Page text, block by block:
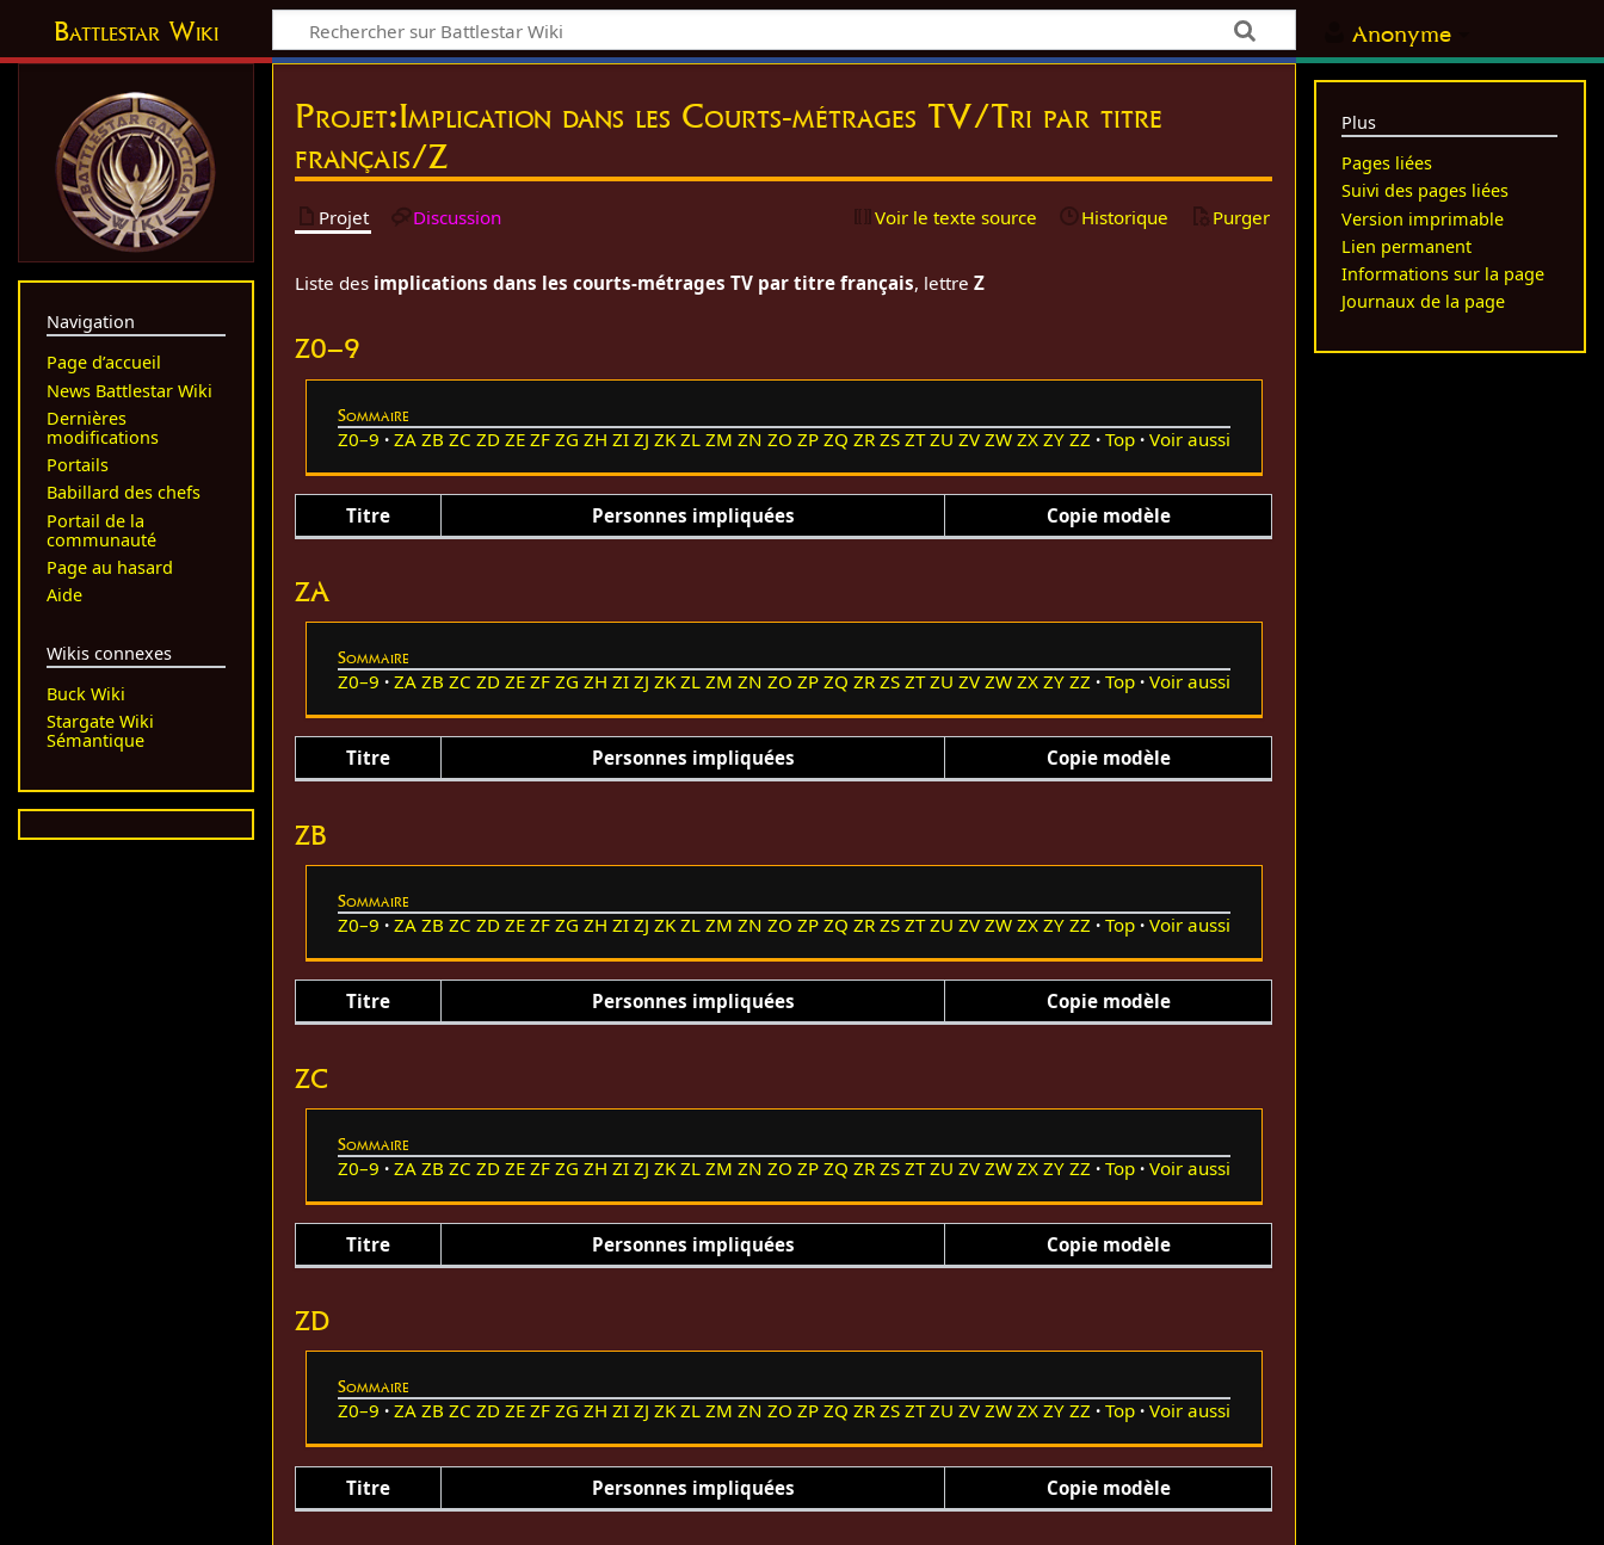
Anonyme
Battlestar Wiki
Projet:Implication dans les Courts-métrages TV/Tri par titre
français/Z
Projet Discussion Voir le texte source Historique Purger
Liste des implications dans les courts-métrages TV par titre français, lettreZ
Z0–9
Sommaire
Z0–9 ZA ZB ZC ZD ZE ZF ZG ZH ZI ZJ ZK ZL ZM ZN ZO ZP ZQ ZR ZS ZT ZU ZV ZW ZX ZY ZZ Top Voir aussi
Titre Personnes impliquées Copie modèle
ZA
Sommaire
Z0–9 ZA ZB ZC ZD ZE ZF ZG ZH ZI ZJ ZK ZL ZM ZN ZO ZP ZQ ZR ZS ZT ZU ZV ZW ZX ZY ZZ Top Voir aussi
Titre Personnes impliquées Copie modèle
ZB
Sommaire
Z0–9 ZA ZB ZC ZD ZE ZF ZG ZH ZI ZJ ZK ZL ZM ZN ZO ZP ZQ ZR ZS ZT ZU ZV ZW ZX ZY ZZ Top Voir aussi
Titre Personnes impliquées Copie modèle
ZC
Sommaire
Z0–9 ZA ZB ZC ZD ZE ZF ZG ZH ZI ZJ ZK ZL ZM ZN ZO ZP ZQ ZR ZS ZT ZU ZV ZW ZX ZY ZZ Top Voir aussi
Titre Personnes impliquées Copie modèle
ZD
Sommaire
Z0–9 ZA ZB ZC ZD ZE ZF ZG ZH ZI ZJ ZK ZL ZM ZN ZO ZP ZQ ZR ZS ZT ZU ZV ZW ZX ZY ZZ Top Voir aussi
Titre Personnes impliquées Copie modèle
Navigation
Page d’accueil
News Battlestar Wiki
Dernières
modifications
Portails
Babillard des chefs
Portail de la
communauté
Page au hasard
Aide
Wikis connexes
Buck Wiki
Stargate Wiki
Sémantique
Plus
Pages liées
Suivi des pages liées
Version imprimable
Lien permanent
Informations sur la page
Journaux de la page